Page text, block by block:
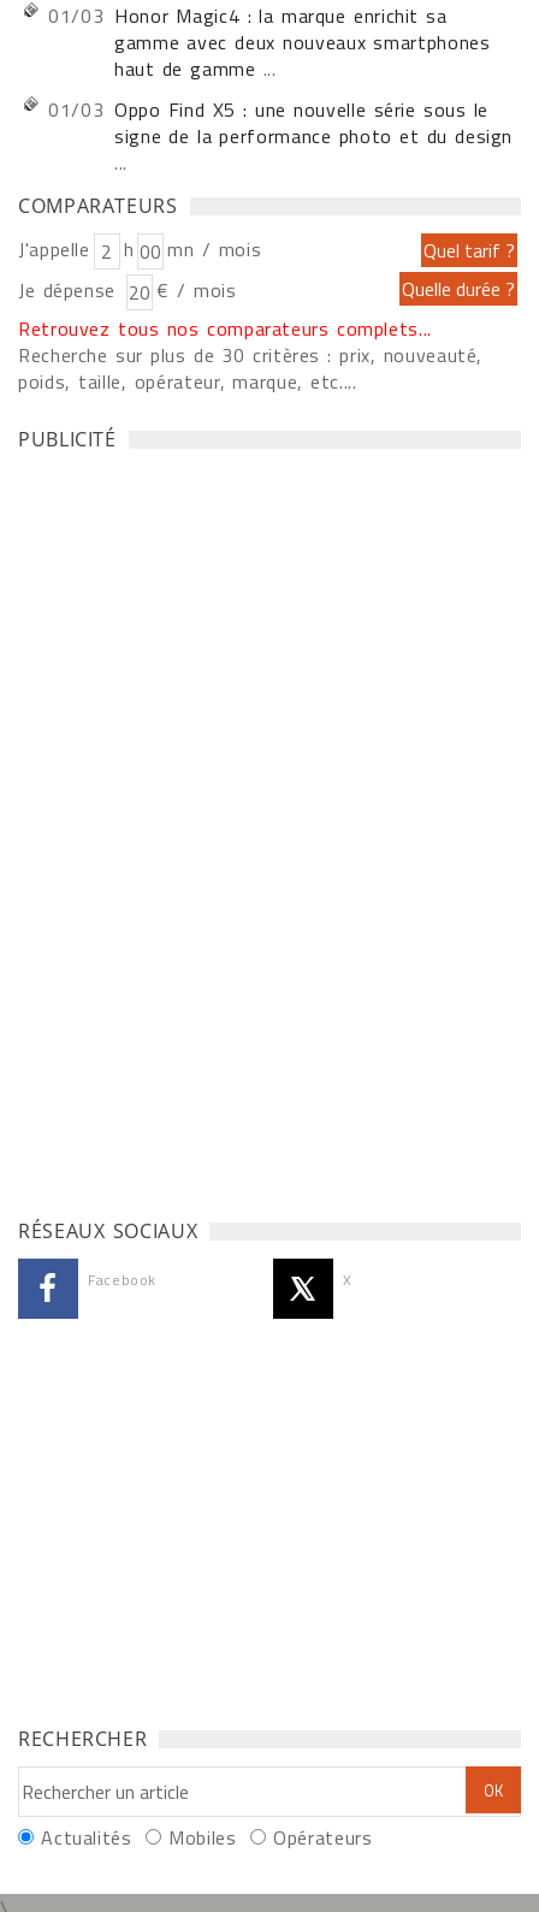
01/03 Honor Magic4 : la marque enrichit sa
gamme avec deux nouveaux smartphones
haut de gamme ...
01/03 Oppo Find X5 : une nouvelle série sous le
signe de la performance photo et du design
...
COMPARATEURS
J'appelle h
mn / mois
Je dépense
€ / mois
Retrouvez tous nos comparateurs complets...
Recherche sur plus de 30 critères : prix, nouveauté,
poids, taille, opérateur, marque, etc....
PUBLICITÉ
RÉSEAUX SOCIAUX
Facebook X
RECHERCHER
Actualités Mobiles Opérateurs